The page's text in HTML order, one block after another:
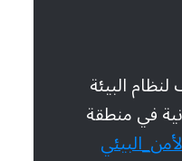
البيئة
في منطقة